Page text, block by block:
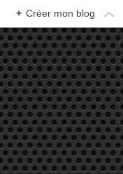
+ Créer mon blog